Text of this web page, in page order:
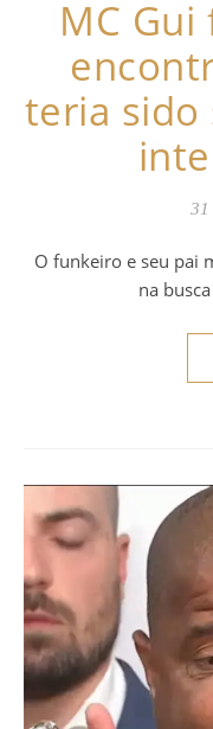
MC Gui
teria sido
31
O funkeiro e seu pai mobilizam redes sociais para ajudar
na